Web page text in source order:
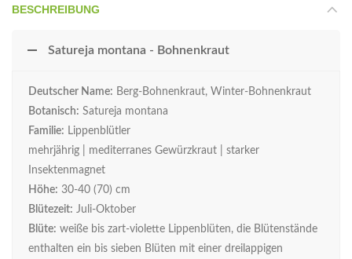
BESCHREIBUNG
Satureja montana - Bohnenkraut
Deutscher Name: Berg-Bohnenkraut, Winter-Bohnenkraut
Botanisch: Satureja montana
Familie: Lippenblütler
mehrjährig | mediterranes Gewürzkraut | starker
Insektenmagnet
Höhe: 30-40 (70) cm
Blütezeit: Juli-Oktober
Blüte: weiße bis zart-violette Lippenblüten, die Blütenstände
enthalten ein bis sieben Blüten mit einer dreilappigen